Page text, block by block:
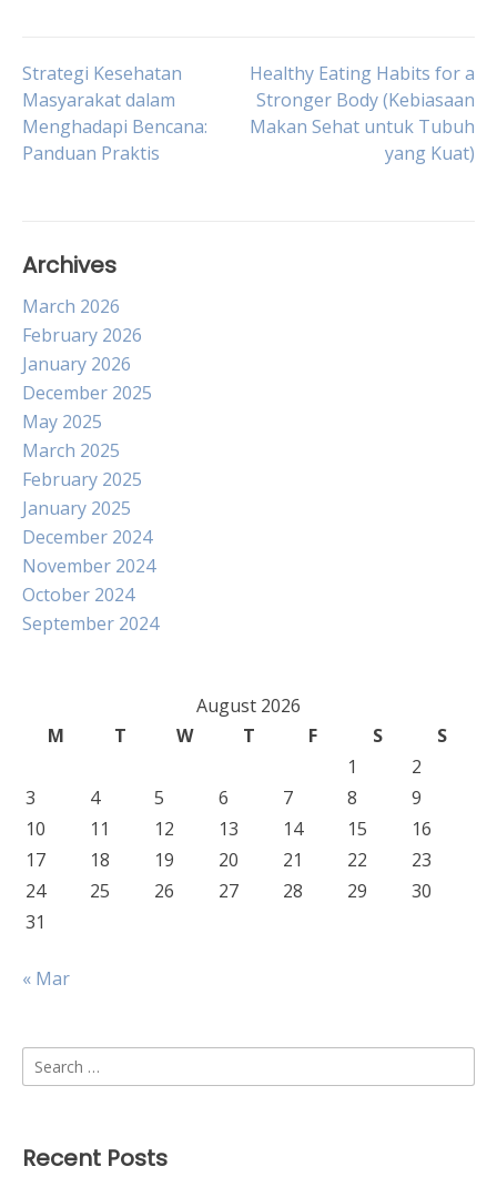
Post
navigation
Strategi Kesehatan
Masyarakat dalam
Menghadapi Bencana:
Panduan Praktis
Healthy Eating Habits for a
Stronger Body (Kebiasaan
Makan Sehat untuk Tubuh
yang Kuat)
Archives
March 2026
February 2026
January 2026
December 2025
May 2025
March 2025
February 2025
January 2025
December 2024
November 2024
October 2024
September 2024
August 2026
M
T W T F S
S
1
2
3
4 5 6 7 8
9
10
11 12 13 14 15
16
17
18 19 20 21 22
23
24
25 26 27 28 29
30
31
« Mar
Search
for:
Recent Posts